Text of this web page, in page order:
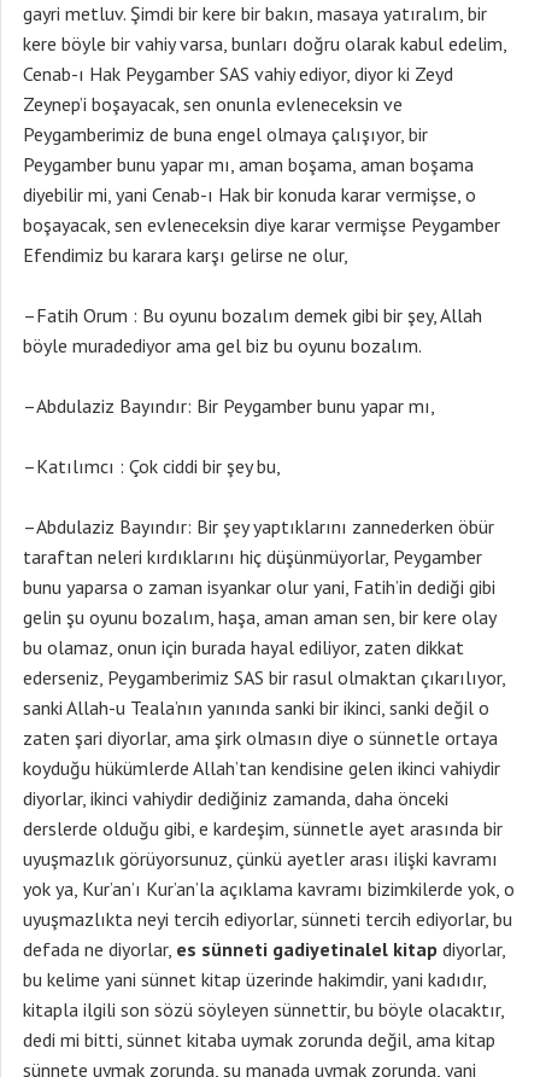
gayri metluv. Şimdi bir kere bir bakın, masaya yatıralım, bir
kere böyle bir vahiy varsa, bunları doğru olarak kabul edelim,
Cenab-ı Hak Peygamber SAS vahiy ediyor, diyor ki Zeyd
Zeynep’i boşayacak, sen onunla evleneceksin ve
Peygamberimiz de buna engel olmaya çalışıyor, bir
Peygamber bunu yapar mı, aman boşama, aman boşama
diyebilir mi, yani Cenab-ı Hak bir konuda karar vermişse, o
boşayacak, sen evleneceksin diye karar vermişse Peygamber
Efendimiz bu karara karşı gelirse ne olur,
–Fatih Orum : Bu oyunu bozalım demek gibi bir şey, Allah
böyle muradediyor ama gel biz bu oyunu bozalım.
–Abdulaziz Bayındır: Bir Peygamber bunu yapar mı,
–Katılımcı : Çok ciddi bir şey bu,
–Abdulaziz Bayındır: Bir şey yaptıklarını zannederken öbür
taraftan neleri kırdıklarını hiç düşünmüyorlar, Peygamber
bunu yaparsa o zaman isyankar olur yani, Fatih’in dediği gibi
gelin şu oyunu bozalım, haşa, aman aman sen, bir kere olay
bu olamaz, onun için burada hayal ediliyor, zaten dikkat
ederseniz, Peygamberimiz SAS bir rasul olmaktan çıkarılıyor,
sanki Allah-u Teala’nın yanında sanki bir ikinci, sanki değil o
zaten şari diyorlar, ama şirk olmasın diye o sünnetle ortaya
koyduğu hükümlerde Allah’tan kendisine gelen ikinci vahiydir
diyorlar, ikinci vahiydir dediğiniz zamanda, daha önceki
derslerde olduğu gibi, e kardeşim, sünnetle ayet arasında bir
uyuşmazlık görüyorsunuz, çünkü ayetler arası ilişki kavramı
yok ya, Kur’an’ı Kur’an’la açıklama kavramı bizimkilerde yok, o
uyuşmazlıkta neyi tercih ediyorlar, sünneti tercih ediyorlar, bu
defada ne diyorlar, es sünneti gadiyetinalel kitap diyorlar,
bu kelime yani sünnet kitap üzerinde hakimdir, yani kadıdır,
kitapla ilgili son sözü söyleyen sünnettir, bu böyle olacaktır,
dedi mi bitti, sünnet kitaba uymak zorunda değil, ama kitap
sünnete uymak zorunda, şu manada uymak zorunda, yani